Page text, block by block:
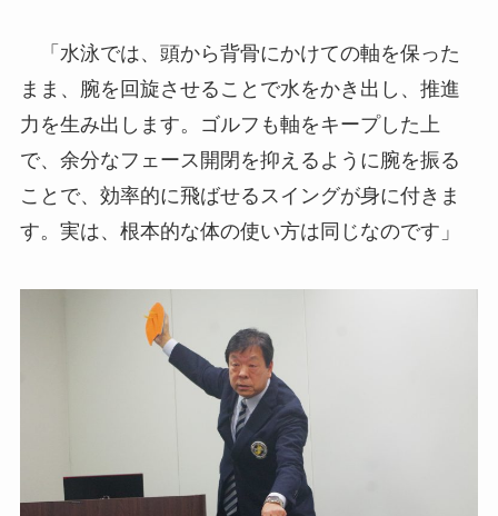
「水泳では、頭から背骨にかけての軸を保った
まま、腕を回旋させることで水をかき出し、推進
力を生み出します。ゴルフも軸をキープした上
で、余分なフェース開閉を抑えるように腕を振る
ことで、効率的に飛ばせるスイングが身に付きま
す。実は、根本的な体の使い方は同じなのです」